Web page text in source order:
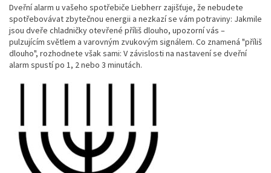
Dveřní alarm u vašeho spotřebiče Liebherr zajišťuje, že nebudete
spotřebovávat zbytečnou energii a nezkazí se vám potraviny: Jakmile
jsou dveře chladničky otevřené příliš dlouho, upozorní vás –
pulzujícím světlem a varovným zvukovým signálem. Co znamená "příliš
dlouho", rozhodnete však sami: V závislosti na nastavení se dveřní
alarm spustí po 1, 2 nebo 3 minutách.